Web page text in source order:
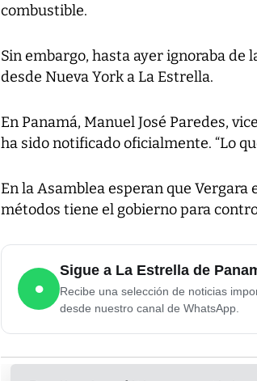
combustible.
Sin embargo, hasta ayer ignoraba de
desde Nueva York a La Estrella.
En Panamá, Manuel José Paredes,
ha sido notificado oficialmente. “Lo
En la Asamblea esperan que
métodos tiene el gobierno para
●
Sigue a La Estrella de
Recibe una selección de noticias
desde nuestro canal de WhatsApp.